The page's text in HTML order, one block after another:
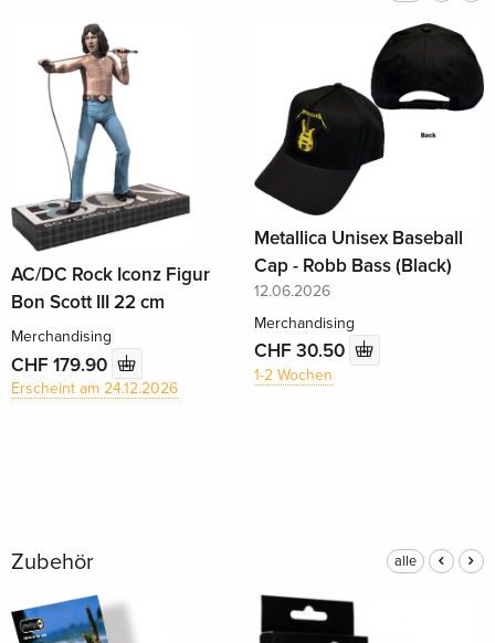
AC/DC Rock Iconz Figur
Bon Scott III 22 cm
Merchandising
CHF 179.90
Erscheint am 24.12.2026
Metallica Unisex Baseball
Cap - Robb Bass (Black)
12.06.2026
Merchandising
CHF 30.50
1-2 Wochen
Zubehör alle